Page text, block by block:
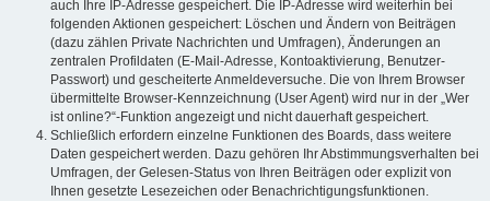
auch Ihre IP-Adresse gespeichert. Die IP-Adresse wird weiterhin bei
folgenden Aktionen gespeichert: Löschen und Ändern von Beiträgen
(dazu zählen Private Nachrichten und Umfragen), Änderungen an
zentralen Profildaten (E-Mail-Adresse, Kontoaktivierung, Benutzer-
Passwort) und gescheiterte Anmeldeversuche. Die von Ihrem Browser
übermittelte Browser-Kennzeichnung (User Agent) wird nur in der „Wer
ist online?“-Funktion angezeigt und nicht dauerhaft gespeichert.
Schließlich erfordern einzelne Funktionen des Boards, dass weitere
Daten gespeichert werden. Dazu gehören Ihr Abstimmungsverhalten bei
Umfragen, der Gelesen-Status von Ihren Beiträgen oder explizit von
Ihnen gesetzte Lesezeichen oder Benachrichtigungsfunktionen.